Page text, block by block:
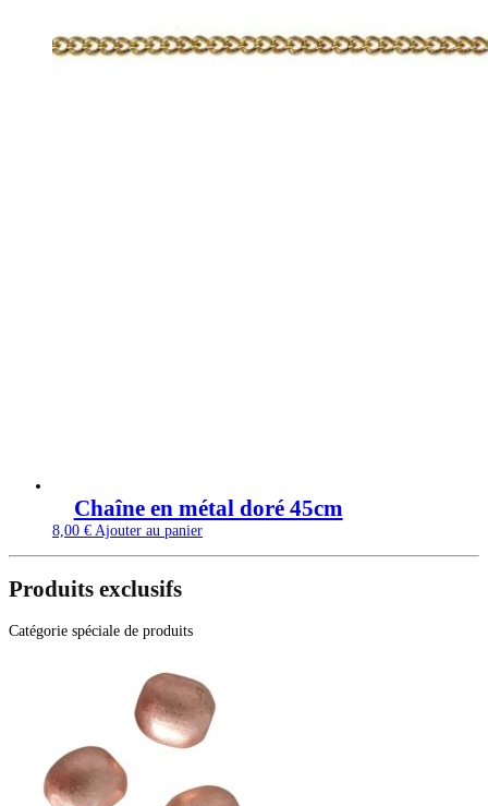
Chaîne en métal doré 45cm
8,00 € Ajouter au panier
Produits exclusifs
Catégorie spéciale de produits